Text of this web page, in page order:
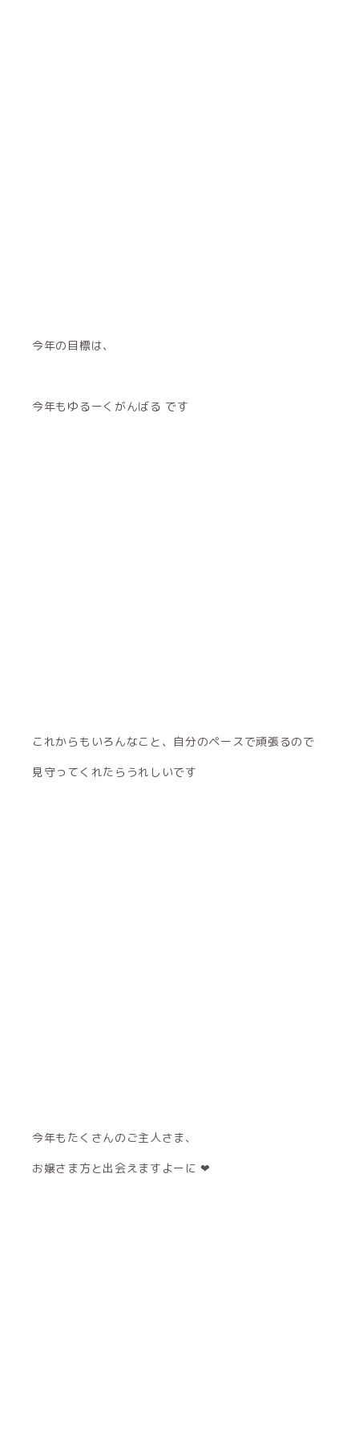
今年の目標は、
今年もゆるーくがんばる です
これからもいろんなこと、自分のペースで頑張るので
見守ってくれたらうれしいです
今年もたくさんのご主人さま、
お嬢さま方と出会えますよーに ❤︎